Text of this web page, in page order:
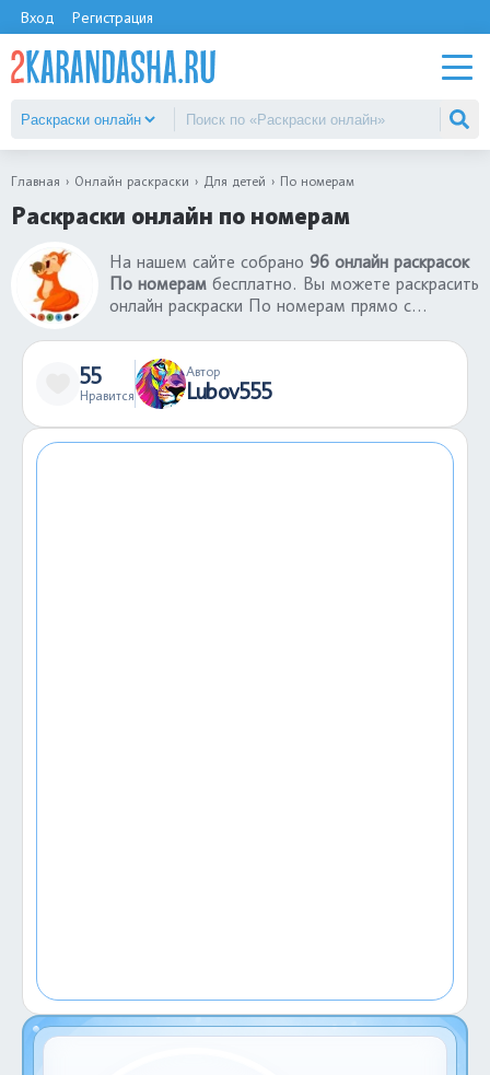
Вход Регистрация
Главная Онлайн раскраски Для детей По номерам
Раскраски онлайн по номерам
На нашем сайте собрано 96 онлайн раскрасок
По номерам бесплатно. Вы можете раскрасить
онлайн раскраски По номерам прямо с
раскраски-онлайн вместе с друзьями в любое
время. Раскраски онлайн - хороший способ
провести время с пользой. Если понравились
раскраски онлайн По номерам, оставьте свой
55
Нравится
Автор
Lubov555